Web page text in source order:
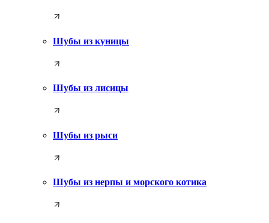
Шубы из куницы
Шубы из лисицы
Шубы из рыси
Шубы из нерпы и морского котика